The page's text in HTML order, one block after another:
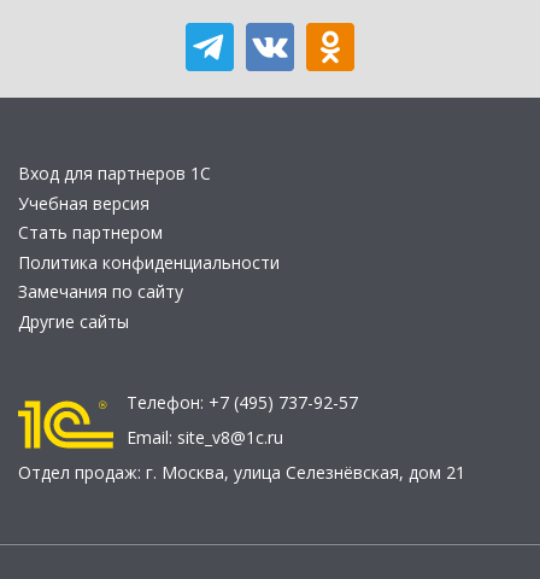
Вход для партнеров 1С
Учебная версия
Стать партнером
Политика конфиденциальности
Замечания по сайту
Другие сайты
Телефон: +7 (495) 737-92-57
Email: site_v8@1c.ru
Отдел продаж: г. Москва, улица Селезнёвская, дом 21